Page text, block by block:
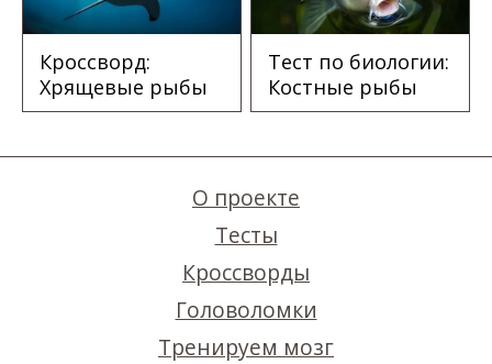
Кроссворд:
Хрящевые рыбы
Тест по биологии:
Костные рыбы
О проекте
Тесты
Кроссворды
Головоломки
Тренируем мозг